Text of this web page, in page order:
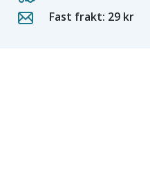
Fast frakt: 29 kr